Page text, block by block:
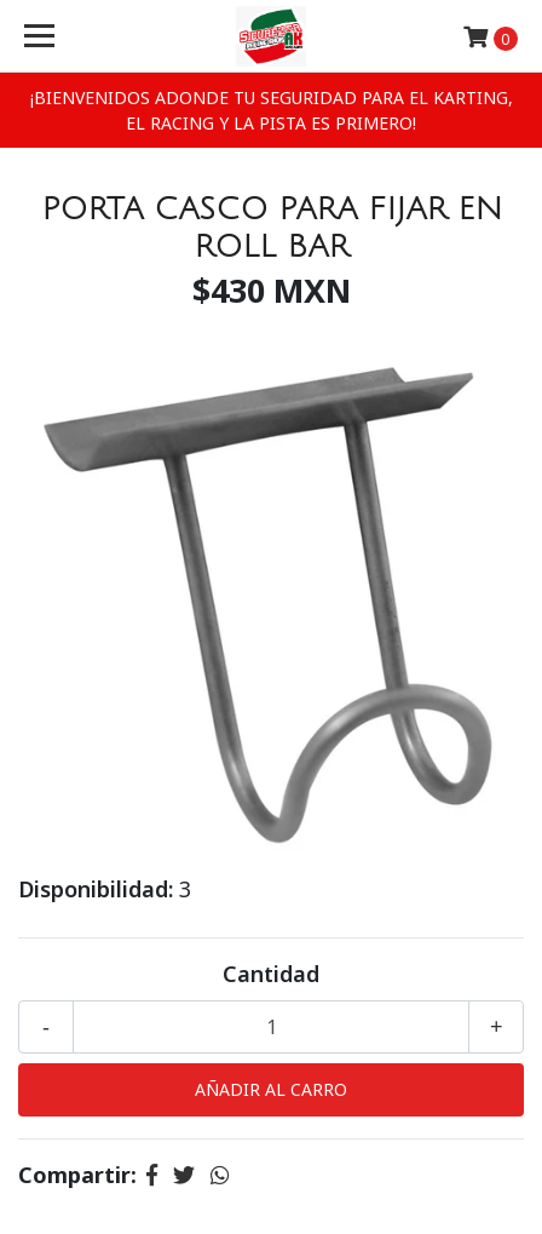
¡BIENVENIDOS ADONDE TU SEGURIDAD PARA EL KARTING,
EL RACING Y LA PISTA ES PRIMERO!
0
PORTA CASCO PARA FIJAR EN
ROLL BAR
$430 MXN
Disponibilidad: 3
Cantidad
+
-
Compartir: